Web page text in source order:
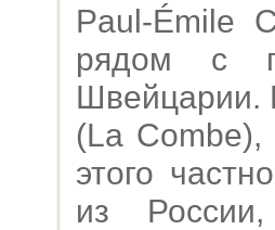
Paul-Émile
рядом с
Швейцарии.
(La Combe),
этого
из